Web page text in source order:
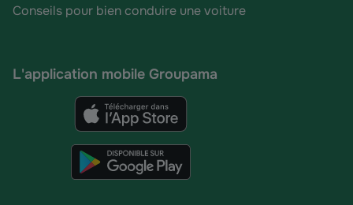
Conseils pour bien conduire une voiture
L'application mobile Groupama